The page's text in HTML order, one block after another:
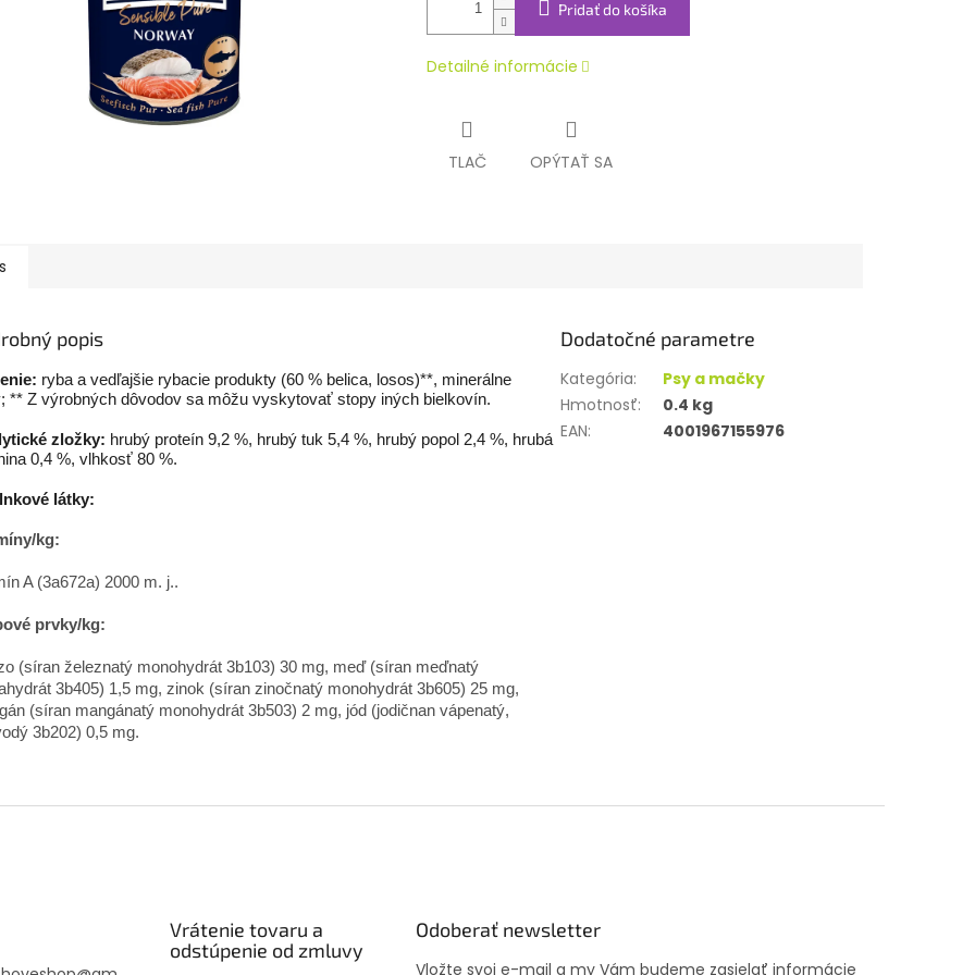
Pridať do košíka
Detailné informácie
TLAČ OPÝTAŤ SA
popis
ryba a vedľajšie rybacie produkty (60 % belica, losos)**, minerálne
** Z výrobných dôvodov sa môžu vyskytovať stopy iných bielkovín.
zložky: hrubý proteín 9,2 %, hrubý tuk 5,4 %, hrubý popol 2,4 %, hrubá
0,4 %, vlhkosť 80 %.
látky:
kg:
A (3a672a) 2000 m. j..
prvky/kg:
(síran železnatý monohydrát 3b103) 30 mg, meď (síran meďnatý
3b405) 1,5 mg, zinok (síran zinočnatý monohydrát 3b605) 25 mg,
(síran mangánatý monohydrát 3b503) 2 mg, jód (jodičnan vápenatý,
3b202) 0,5 mg.
Dodatočné parametre
Kategória:
Psy a mačky
Hmotnosť:
0.4 kg
EAN: 4001967155976
Vrátenie tovaru a
odstúpenie od zmluvy
Odoberať newsletter
Vložte svoj e-mail a my Vám budeme zasielať informácie